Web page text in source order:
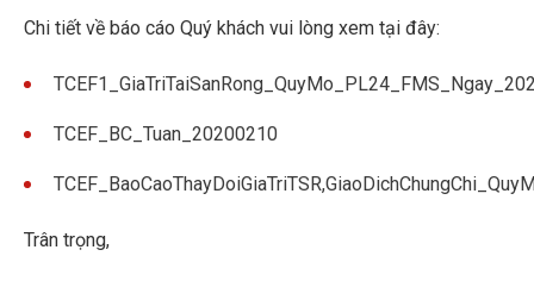
Chi tiết về báo cáo Quý khách vui lòng xem tại đây:
TCEF_BC_Tuan_20200210
Trân trọng,